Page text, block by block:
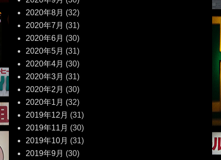
2020年8月 (32)
2020年7月 (31)
2020年6月 (30)
2020年5月 (31)
2020年4月 (30)
2020年3月 (31)
2020年2月 (30)
2020年1月 (32)
2019年12月 (31)
2019年11月 (30)
2019年10月 (31)
2019年9月 (30)